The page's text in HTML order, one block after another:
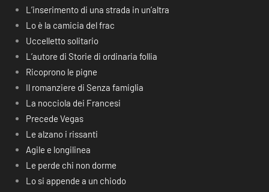
L’inserimento di una strada in un’altra
Lo è la camicia del frac
Uccelletto solitario
L’autore di Storie di ordinaria follia
Ricoprono le pigne
Il romanziere di Senza famiglia
La nocciola dei Francesi
Precede Vegas
Le alzano i rissanti
Agile e longilinea
Le perde chi non dorme
Lo si appende a un chiodo